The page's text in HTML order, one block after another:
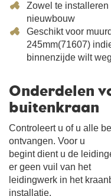
Zowel te
nieuwbouw
Geschikt voor
245mm(71607)
binnenzijde wilt
Onderdelen
buitenkraan
Controleert u of u alle
ontvangen. Voor u
begint dient u de
er geen vuil van het
leidingwerk in het
installatie.